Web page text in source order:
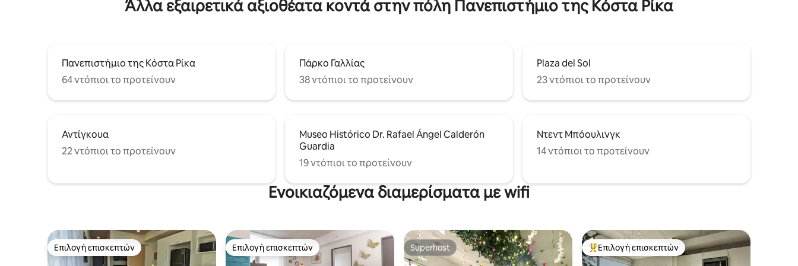
Άλλα εξαιρετικά αξιοθέατα κοντά στην πόλη Πανεπιστήμιο της Κόστα Ρίκα
Πανεπιστήμιο της Κόστα Ρίκα
64 ντόπιοι το προτείνουν
Πάρκο Γαλλίας
38 ντόπιοι το προτείνουν
Plaza del Sol
23 ντόπιοι το προτείνουν
Αντίγκουα
22 ντόπιοι το προτείνουν
Museo Histórico Dr. Rafael Ángel Calderón
Guardia
19 ντόπιοι το προτείνουν
Ντεντ Μπόουλινγκ
14 ντόπιοι το προτείνουν
Ενοικιαζόμενα διαμερίσματα με wifi
Επιλογή επισκεπτών
Επιλογή επισκεπτών Επιλογή επισκεπτών
Επιλογή επισκεπτών Superhost
Superhost Κορυφαία επιλογή επισκεπτών
Επιλογή επισκεπτών